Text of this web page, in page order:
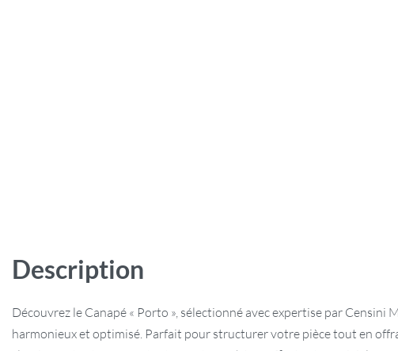
Description
Découvrez le Canapé « Porto », sélectionné avec expertise par
harmonieux et optimisé. Parfait pour structurer votre pièce tout en